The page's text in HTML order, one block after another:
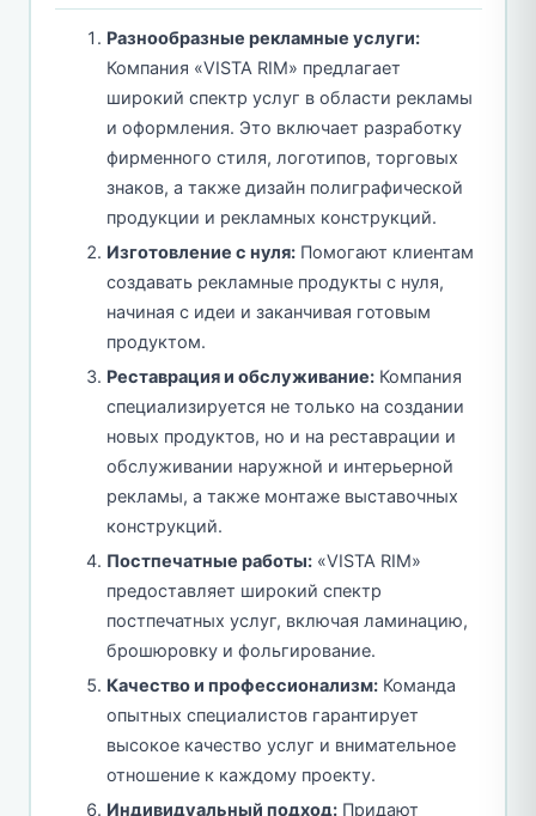
Разнообразные рекламные услуги:
Компания «VISTA RIM» предлагает
широкий спектр услуг в области рекламы
и оформления. Это включает разработку
фирменного стиля, логотипов, торговых
знаков, а также дизайн полиграфической
продукции и рекламных конструкций.
Изготовление с нуля: Помогают клиентам
создавать рекламные продукты с нуля,
начиная с идеи и заканчивая готовым
продуктом.
Реставрация и обслуживание: Компания
специализируется не только на создании
новых продуктов, но и на реставрации и
обслуживании наружной и интерьерной
рекламы, а также монтаже выставочных
конструкций.
Постпечатные работы: «VISTA RIM»
предоставляет широкий спектр
постпечатных услуг, включая ламинацию,
брошюровку и фольгирование.
Качество и профессионализм: Команда
опытных специалистов гарантирует
высокое качество услуг и внимательное
отношение к каждому проекту.
Индивидуальный подход: Придают